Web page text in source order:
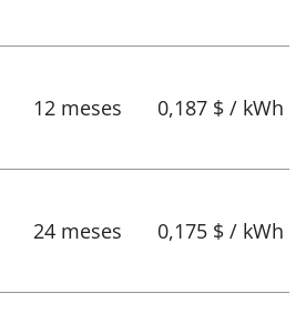
12 meses 0,187 $ / kWh
24 meses 0,175 $ / kWh